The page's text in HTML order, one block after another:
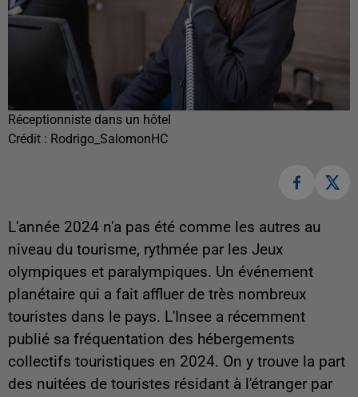
Réceptionniste dans un hôtel
Crédit : Rodrigo_SalomonHC
L'année 2024 n'a pas été comme les autres au
niveau du tourisme, rythmée par les Jeux
olympiques et paralympiques. Un événement
planétaire qui a fait affluer de très nombreux
touristes dans le pays. L'Insee a récemment
publié sa fréquentation des hébergements
collectifs touristiques en 2024. On y trouve la part
des nuitées de touristes résidant à l'étranger par